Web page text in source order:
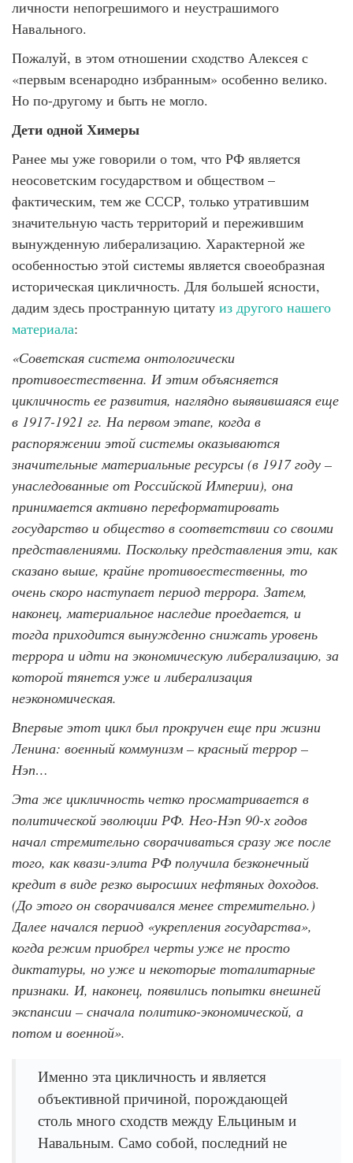
личности непогрешимого и неустрашимого
Навального.
Пожалуй, в этом отношении сходство Алексея с
«первым всенародно избранным» особенно велико.
Но по-другому и быть не могло.
Дети одной Химеры
Ранее мы уже говорили о том, что РФ является
неосоветским государством и обществом –
фактическим, тем же СССР, только утратившим
значительную часть территорий и пережившим
вынужденную либерализацию. Характерной же
особенностью этой системы является своеобразная
историческая цикличность. Для большей ясности,
дадим здесь пространную цитату из другого нашего
материала:
«Советская система онтологически
противоестественна. И этим объясняется
цикличность ее развития, наглядно выявившаяся еще
в 1917-1921 гг. На первом этапе, когда в
распоряжении этой системы оказываются
значительные материальные ресурсы (в 1917 году –
унаследованные от Российской Империи), она
принимается активно переформатировать
государство и общество в соответствии со своими
представлениями. Поскольку представления эти, как
сказано выше, крайне противоестественны, то
очень скоро наступает период террора. Затем,
наконец, материальное наследие проедается, и
тогда приходится вынужденно снижать уровень
террора и идти на экономическую либерализацию, за
которой тянется уже и либерализация
неэкономическая.
Впервые этот цикл был прокручен еще при жизни
Ленина: военный коммунизм – красный террор –
Нэп…
Эта же цикличность четко просматривается в
политической эволюции РФ. Нео-Нэп 90-х годов
начал стремительно сворачиваться сразу же после
того, как квази-элита РФ получила безконечный
кредит в виде резко выросших нефтяных доходов.
(До этого он сворачивался менее стремительно.)
Далее начался период «укрепления государства»,
когда режим приобрел черты уже не просто
диктатуры, но уже и некоторые тоталитарные
признаки. И, наконец, появились попытки внешней
экспансии – сначала политико-экономической, а
потом и военной».
Именно эта цикличность и является
объективной причиной, порождающей
столь много сходств между Ельциным и
Навальным. Само собой, последний не